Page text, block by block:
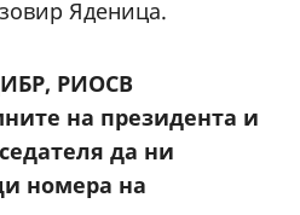
Яденица.
РИОСВ
на президента и
да ни
номера на